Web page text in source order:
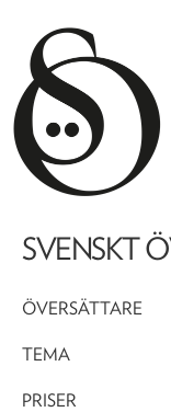
SVENSKT
ÖVERSÄTTARE
TEMA
PRISER